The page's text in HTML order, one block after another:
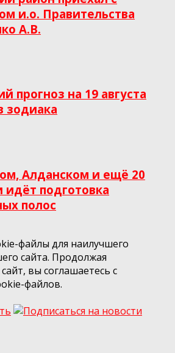
и.о. Правительства
А.В.
прогноз на 19 августа
зодиака
Алданском и ещё 20
идёт подготовка
полос
файлы для наилучшего
сайта. Продолжая
вы соглашаетесь с
файлов.